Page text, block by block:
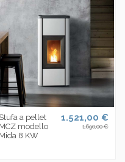
Stufa a pellet
MCZ modello
Mida 8 KW
1.521,00 €
1.690,00 €